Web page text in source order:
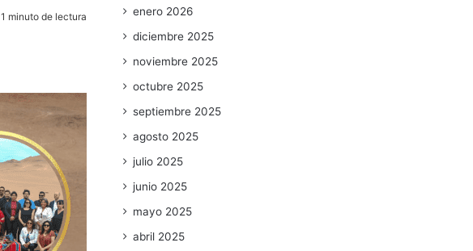
1 minuto de lectura
enero 2026
diciembre 2025
noviembre 2025
octubre 2025
septiembre 2025
agosto 2025
julio 2025
junio 2025
mayo 2025
abril 2025